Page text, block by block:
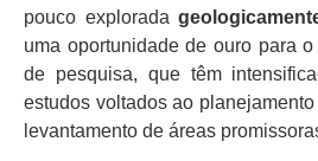
pouco explorada
uma oportunidade de ouro para
de pesquisa, que têm
estudos voltados ao
levantamento de áreas